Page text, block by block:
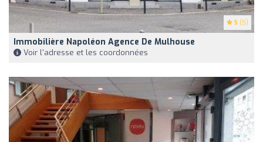
5 (5)
Immobilière Napoléon Agence De Mulhouse
Voir l'adresse et les coordonnées